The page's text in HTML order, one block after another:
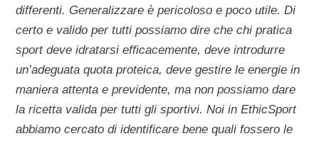
differenti. Generalizzare è pericoloso e poco utile. Di
certo e valido per tutti possiamo dire che chi pratica
sport deve idratarsi efficacemente, deve introdurre
un’adeguata quota proteica, deve gestire le energie in
maniera attenta e previdente, ma non possiamo dare
la ricetta valida per tutti gli sportivi. Noi in EthicSport
abbiamo cercato di identificare bene quali fossero le